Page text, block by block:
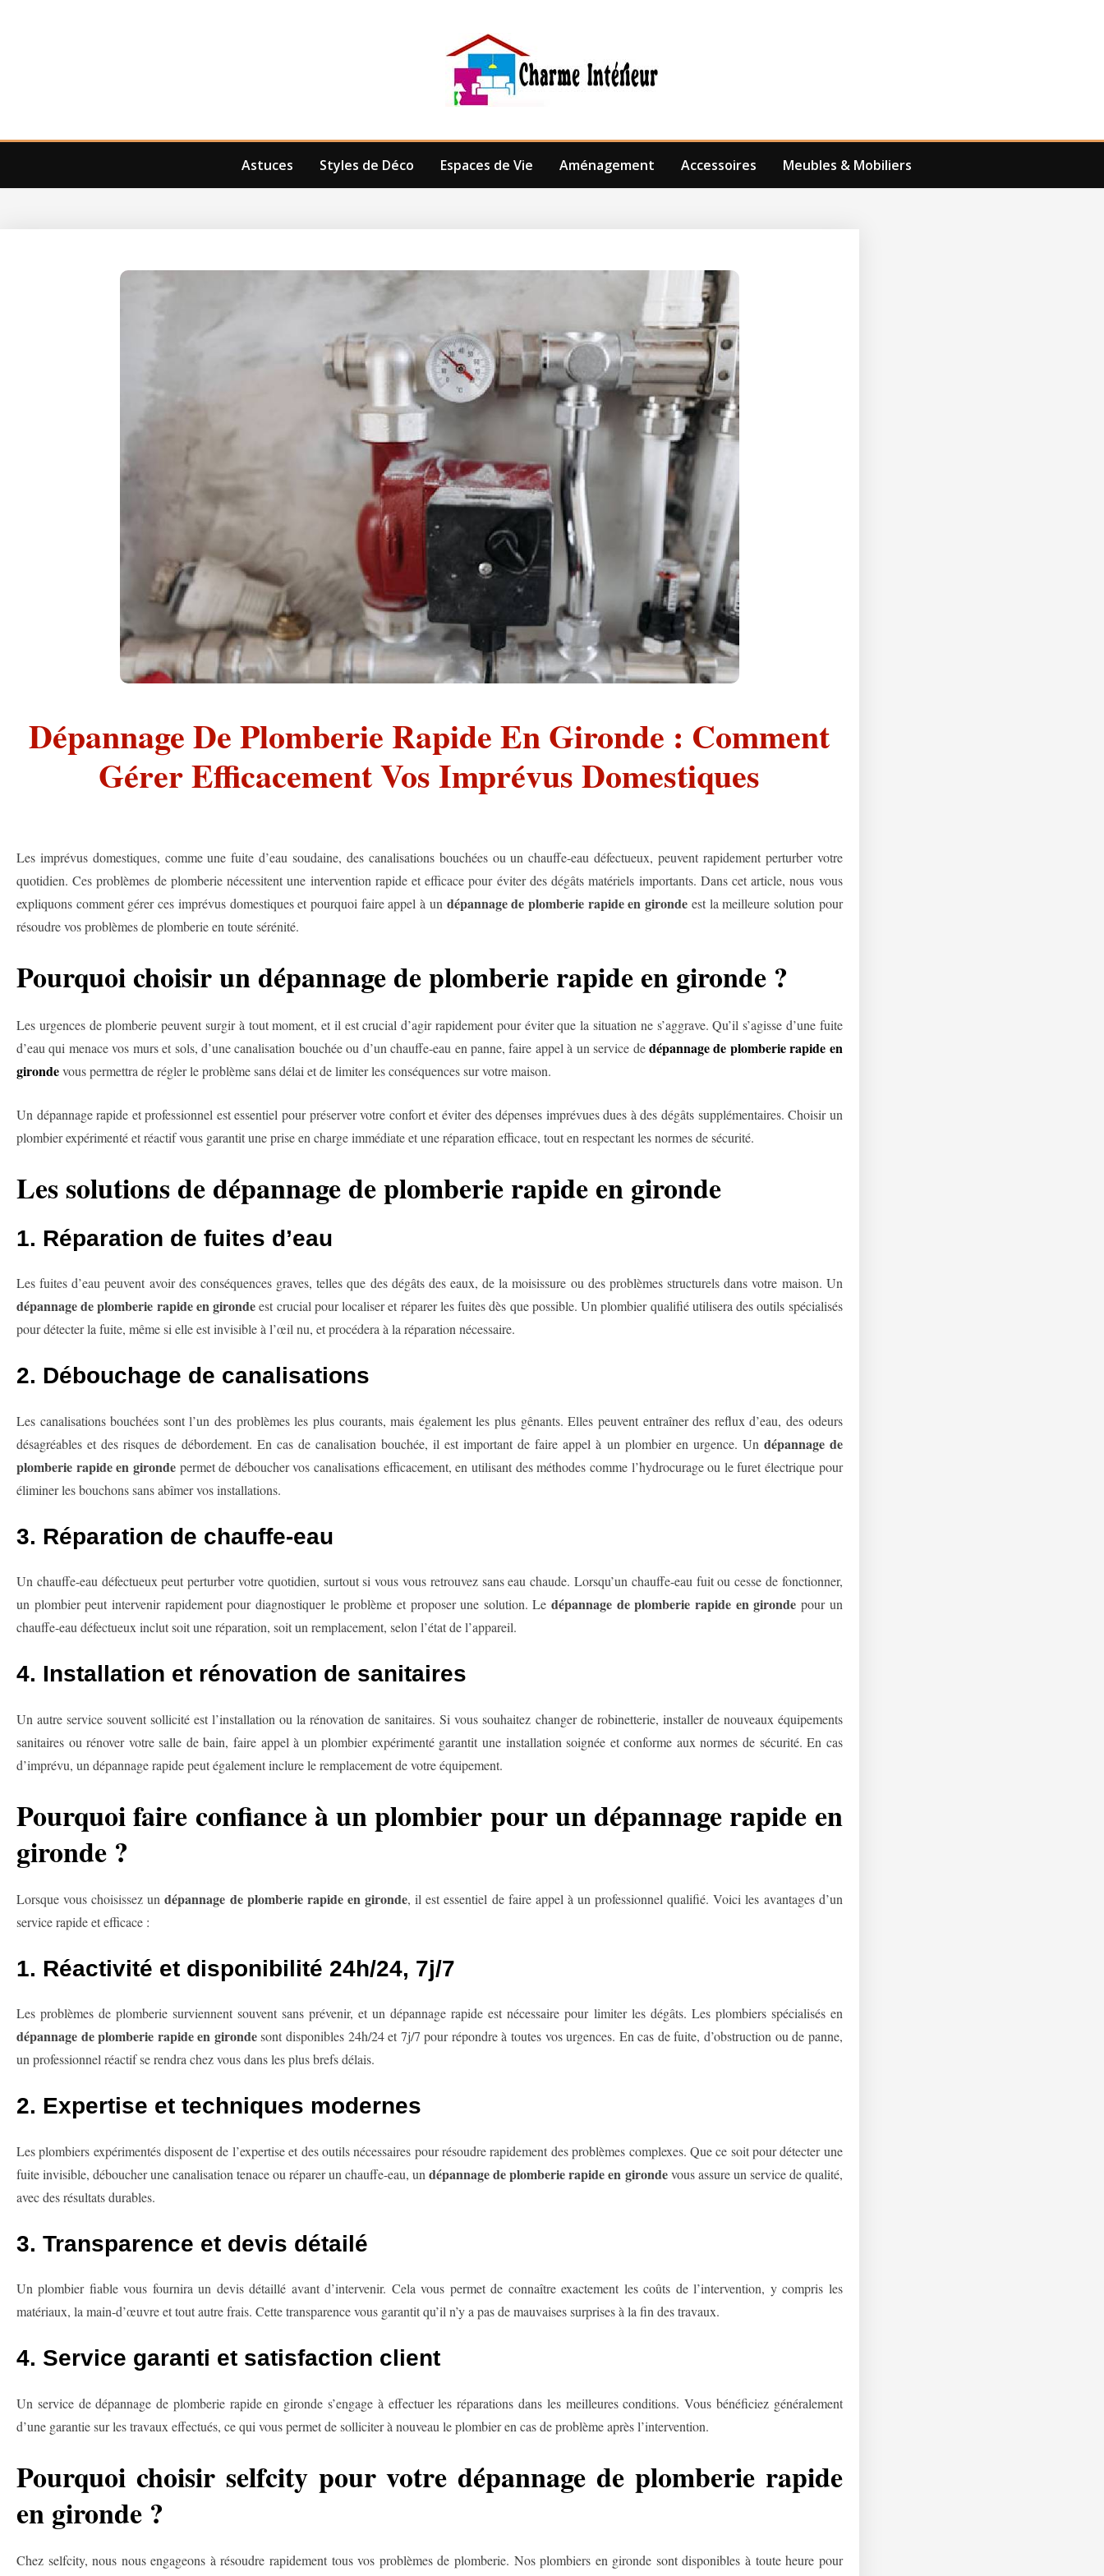
Astuces Styles de Déco Espaces de Vie Aménagement Accessoires Meubles & Mobiliers
Dépannage De Plomberie Rapide En Gironde : Comment
Gérer Efficacement Vos Imprévus Domestiques
Les imprévus domestiques, comme une fuite d’eau soudaine, des canalisations bouchées ou un chauffe-eau défectueux, peuvent rapidement perturber votre
quotidien. Ces problèmes de plomberie nécessitent une intervention rapide et efficace pour éviter des dégâts matériels importants. Dans cet article, nous vous
expliquons comment gérer ces imprévus domestiques et pourquoi faire appel à un dépannage de plomberie rapide en gironde est la meilleure solution pour
résoudre vos problèmes de plomberie en toute sérénité.
Pourquoi choisir un dépannage de plomberie rapide en gironde ?
Les urgences de plomberie peuvent surgir à tout moment, et il est crucial d’agir rapidement pour éviter que la situation ne s’aggrave. Qu’il s’agisse d’une fuite
d’eau qui menace vos murs et sols, d’une canalisation bouchée ou d’un chauffe-eau en panne, faire appel à un service dedépannage de plomberie rapide en
girondevous permettra de régler le problème sans délai et de limiter les conséquences sur votre maison.
Un dépannage rapide et professionnel est essentiel pour préserver votre confort et éviter des dépenses imprévues dues à des dégâts supplémentaires. Choisir un
plombier expérimenté et réactif vous garantit une prise en charge immédiate et une réparation efficace, tout en respectant les normes de sécurité.
Les solutions de dépannage de plomberie rapide en gironde
1. Réparation de fuites d’eau
Les fuites d’eau peuvent avoir des conséquences graves, telles que des dégâts des eaux, de la moisissure ou des problèmes structurels dans votre maison. Un
dépannage de plomberie rapide en girondeest crucial pour localiser et réparer les fuites dès que possible. Un plombier qualifié utilisera des outils spécialisés
pour détecter la fuite, même si elle est invisible à l’œil nu, et procédera à la réparation nécessaire.
2. Débouchage de canalisations
Les canalisations bouchées sont l’un des problèmes les plus courants, mais également les plus gênants. Elles peuvent entraîner des reflux d’eau, des odeurs
désagréables et des risques de débordement. En cas de canalisation bouchée, il est important de faire appel à un plombier en urgence. Un dépannage de
plomberie rapide en girondepermet de déboucher vos canalisations efficacement, en utilisant des méthodes comme l’hydrocurage ou le furet électrique pour
éliminer les bouchons sans abîmer vos installations.
3. Réparation de chauffe-eau
Un chauffe-eau défectueux peut perturber votre quotidien, surtout si vous vous retrouvez sans eau chaude. Lorsqu’un chauffe-eau fuit ou cesse de fonctionner,
un plombier peut intervenir rapidement pour diagnostiquer le problème et proposer une solution. Ledépannage de plomberie rapide en gironde pour un
chauffe-eau défectueux inclut soit une réparation, soit un remplacement, selon l’état de l’appareil.
4. Installation et rénovation de sanitaires
Un autre service souvent sollicité est l’installation ou la rénovation de sanitaires. Si vous souhaitez changer de robinetterie, installer de nouveaux équipements
sanitaires ou rénover votre salle de bain, faire appel à un plombier expérimenté garantit une installation soignée et conforme aux normes de sécurité. En cas
d’imprévu, un dépannage rapide peut également inclure le remplacement de votre équipement.
Pourquoi faire confiance à un plombier pour un dépannage rapide en
gironde ?
Lorsque vous choisissez undépannage de plomberie rapide en gironde, il est essentiel de faire appel à un professionnel qualifié. Voici les avantages d’un
service rapide et efficace :
1. Réactivité et disponibilité 24h/24, 7j/7
Les problèmes de plomberie surviennent souvent sans prévenir, et un dépannage rapide est nécessaire pour limiter les dégâts. Les plombiers spécialisés en
dépannage de plomberie rapide en girondesont disponibles 24h/24 et 7j/7 pour répondre à toutes vos urgences. En cas de fuite, d’obstruction ou de panne,
un professionnel réactif se rendra chez vous dans les plus brefs délais.
2. Expertise et techniques modernes
Les plombiers expérimentés disposent de l’expertise et des outils nécessaires pour résoudre rapidement des problèmes complexes. Que ce soit pour détecter une
fuite invisible, déboucher une canalisation tenace ou réparer un chauffe-eau, undépannage de plomberie rapide en girondevous assure un service de qualité,
avec des résultats durables.
3. Transparence et devis détailé
Un plombier fiable vous fournira un devis détaillé avant d’intervenir. Cela vous permet de connaître exactement les coûts de l’intervention, y compris les
matériaux, la main-d’œuvre et tout autre frais. Cette transparence vous garantit qu’il n’y a pas de mauvaises surprises à la fin des travaux.
4. Service garanti et satisfaction client
Un service de dépannage de plomberie rapide en gironde s’engage à effectuer les réparations dans les meilleures conditions. Vous bénéficiez généralement
d’une garantie sur les travaux effectués, ce qui vous permet de solliciter à nouveau le plombier en cas de problème après l’intervention.
Pourquoi choisir selfcity pour votre dépannage de plomberie rapide
en gironde ?
Chez selfcity, nous nous engageons à résoudre rapidement tous vos problèmes de plomberie. Nos plombiers en gironde sont disponibles à toute heure pour